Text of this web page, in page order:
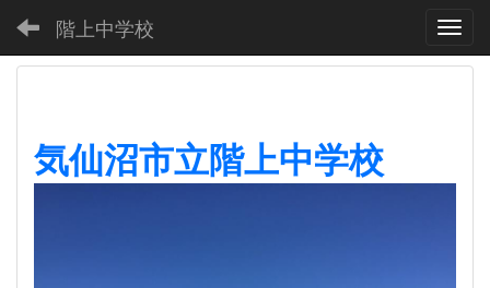
階上中学校
気仙沼市立階上中学校